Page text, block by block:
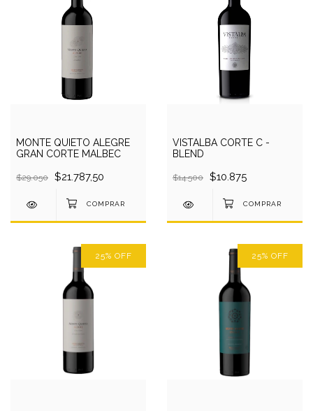
MONTE QUIETO ALEGRE
GRAN CORTE MALBEC
$29.050 $21.787,50
VISTALBA CORTE C -
BLEND
$14.500 $10.875
25% OFF 25% OFF